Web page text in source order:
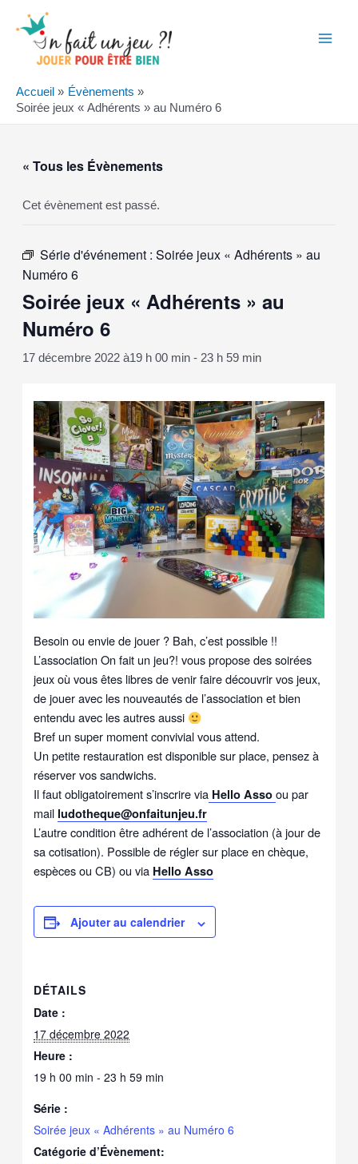
contenu
Accueil
Évènements
Soirée jeux « Adhérents » au Numéro 6
« Tous les Évènements
Cet évènement est passé.
Série d'événement : Soirée jeux « Adhérents » au
Numéro 6
Soirée jeux « Adhérents » au
Numéro 6
17 décembre 2022 à19 h 00 min- 23 h 59 min
Besoin ou envie de jouer ? Bah, c’est possible !!
L’association On fait un jeu?! vous propose des soirées
jeux où vous êtes libres de venir faire découvrir vos jeux,
de jouer avec les nouveautés de l’association et bien
entendu avec les autres aussi
Bref un super moment convivial vous attend.
Un petite restauration est disponible sur place, pensez à
réserver vos sandwichs.
Il faut obligatoirement s’inscrire via Hello Assoou par
mail ludotheque@onfaitunjeu.fr
L’autre condition être adhérent de l’association (à jour de
sa cotisation). Possible de régler sur place en chèque,
espèces ou CB) ou via Hello Asso
Ajouter au calendrier
DÉTAILS
Date :
17 décembre 2022
Heure :
19 h 00 min - 23 h 59 min
Série :
Soirée jeux « Adhérents » au Numéro 6
Catégorie d’Évènement: